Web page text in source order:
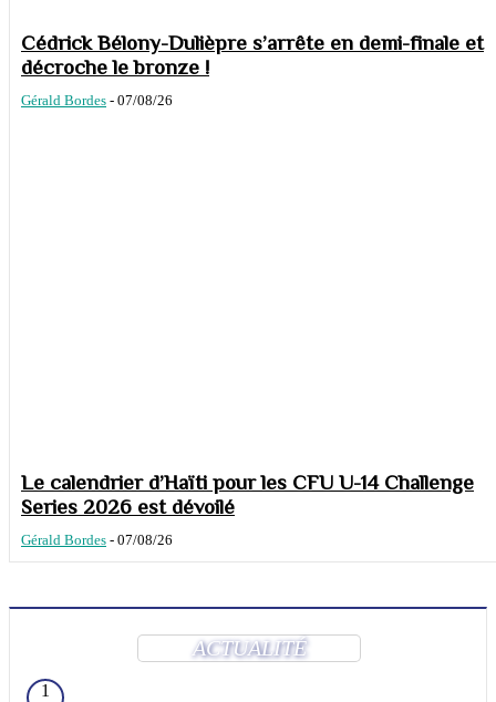
Cédrick Bélony-Dulièpre s’arrête en demi-finale et
décroche le bronze !
Gérald Bordes - 07/08/26
Le calendrier d’Haïti pour les CFU U-14 Challenge
Series 2026 est dévoilé
Gérald Bordes - 07/08/26
ACTUALITÉ
1